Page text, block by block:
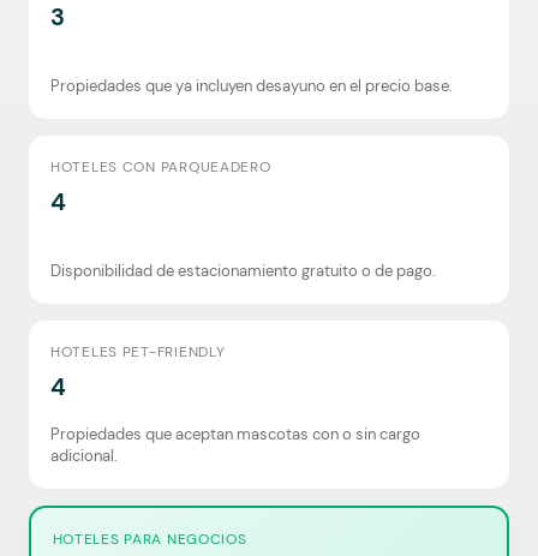
3
Propiedades que ya incluyen desayuno en el precio base.
HOTELES CON PARQUEADERO
4
Disponibilidad de estacionamiento gratuito o de pago.
HOTELES PET-FRIENDLY
4
Propiedades que aceptan mascotas con o sin cargo
adicional.
HOTELES PARA NEGOCIOS